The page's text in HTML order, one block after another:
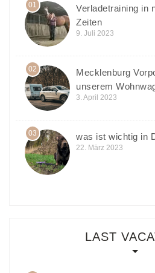
01
Verladetraining in
Zeiten
9. Juli 2023
02
Mecklenburg
unserem
3. April 2023
03 was ist wichtig in
22. März 2023
LAST